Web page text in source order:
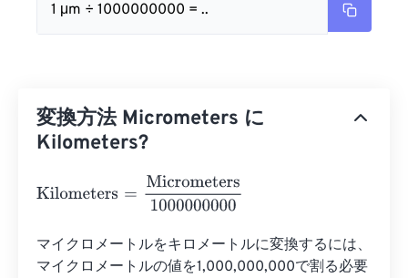
1 μm ÷ 1000000000 = ..
変換方法 Micrometers に
Kilometers?
Kilometers Micrometers1000000000
マイクロメートルをキロメートルに変換するには、
マイクロメートルの値を1,000,000,000で割る必要